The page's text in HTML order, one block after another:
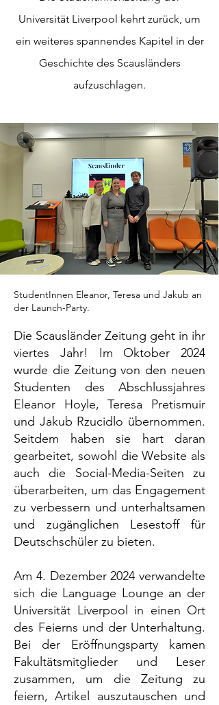
Universität Liverpool kehrt zurück, um
ein weiteres spannendes Kapitel in der
Geschichte des Scausländers
aufzuschlagen.
StudentInnen Eleanor, Teresa und Jakub an
der Launch-Party.
Die Scausländer Zeitung geht in ihr
viertes Jahr! Im Oktober 2024
wurde die Zeitung von den neuen
Studenten des Abschlussjahres
Eleanor Hoyle, Teresa Pretismuir
und Jakub Rzucidlo übernommen.
Seitdem haben sie hart daran
gearbeitet, sowohl die Website als
auch die Social-Media-Seiten zu
überarbeiten, um das Engagement
zu verbessern und unterhaltsamen
und zugänglichen Lesestoff für
Deutschschüler zu bieten.
Am 4. Dezember 2024 verwandelte
sich die Language Lounge an der
Universität Liverpool in einen Ort
des Feierns und der Unterhaltung.
Bei der Eröffnungsparty kamen
Fakultätsmitglieder und Leser
zusammen, um die Zeitung zu
feiern, Artikel auszutauschen und